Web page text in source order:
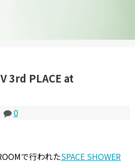
3rd PLACE at
0
で行われたSPACE SHOWER